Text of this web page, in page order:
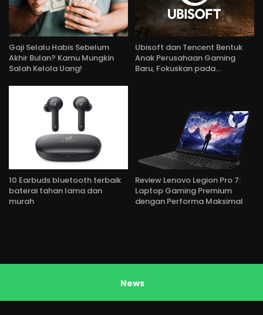
Gaji Selalu Habis Sebelum
Akhir Bulan? Kamu Mungkin
Salah Kelola Uang!
Ubisoft dan Tencent Bentuk
Anak Perusahaan Gaming
Baru, Fokuskan pada…
10 Earbuds bluetooth terbaik
baterai tahan lama dan
murah
Review Lenovo Legion Pro 7:
Laptop Gaming Premium
dengan Performa Maksimal
News